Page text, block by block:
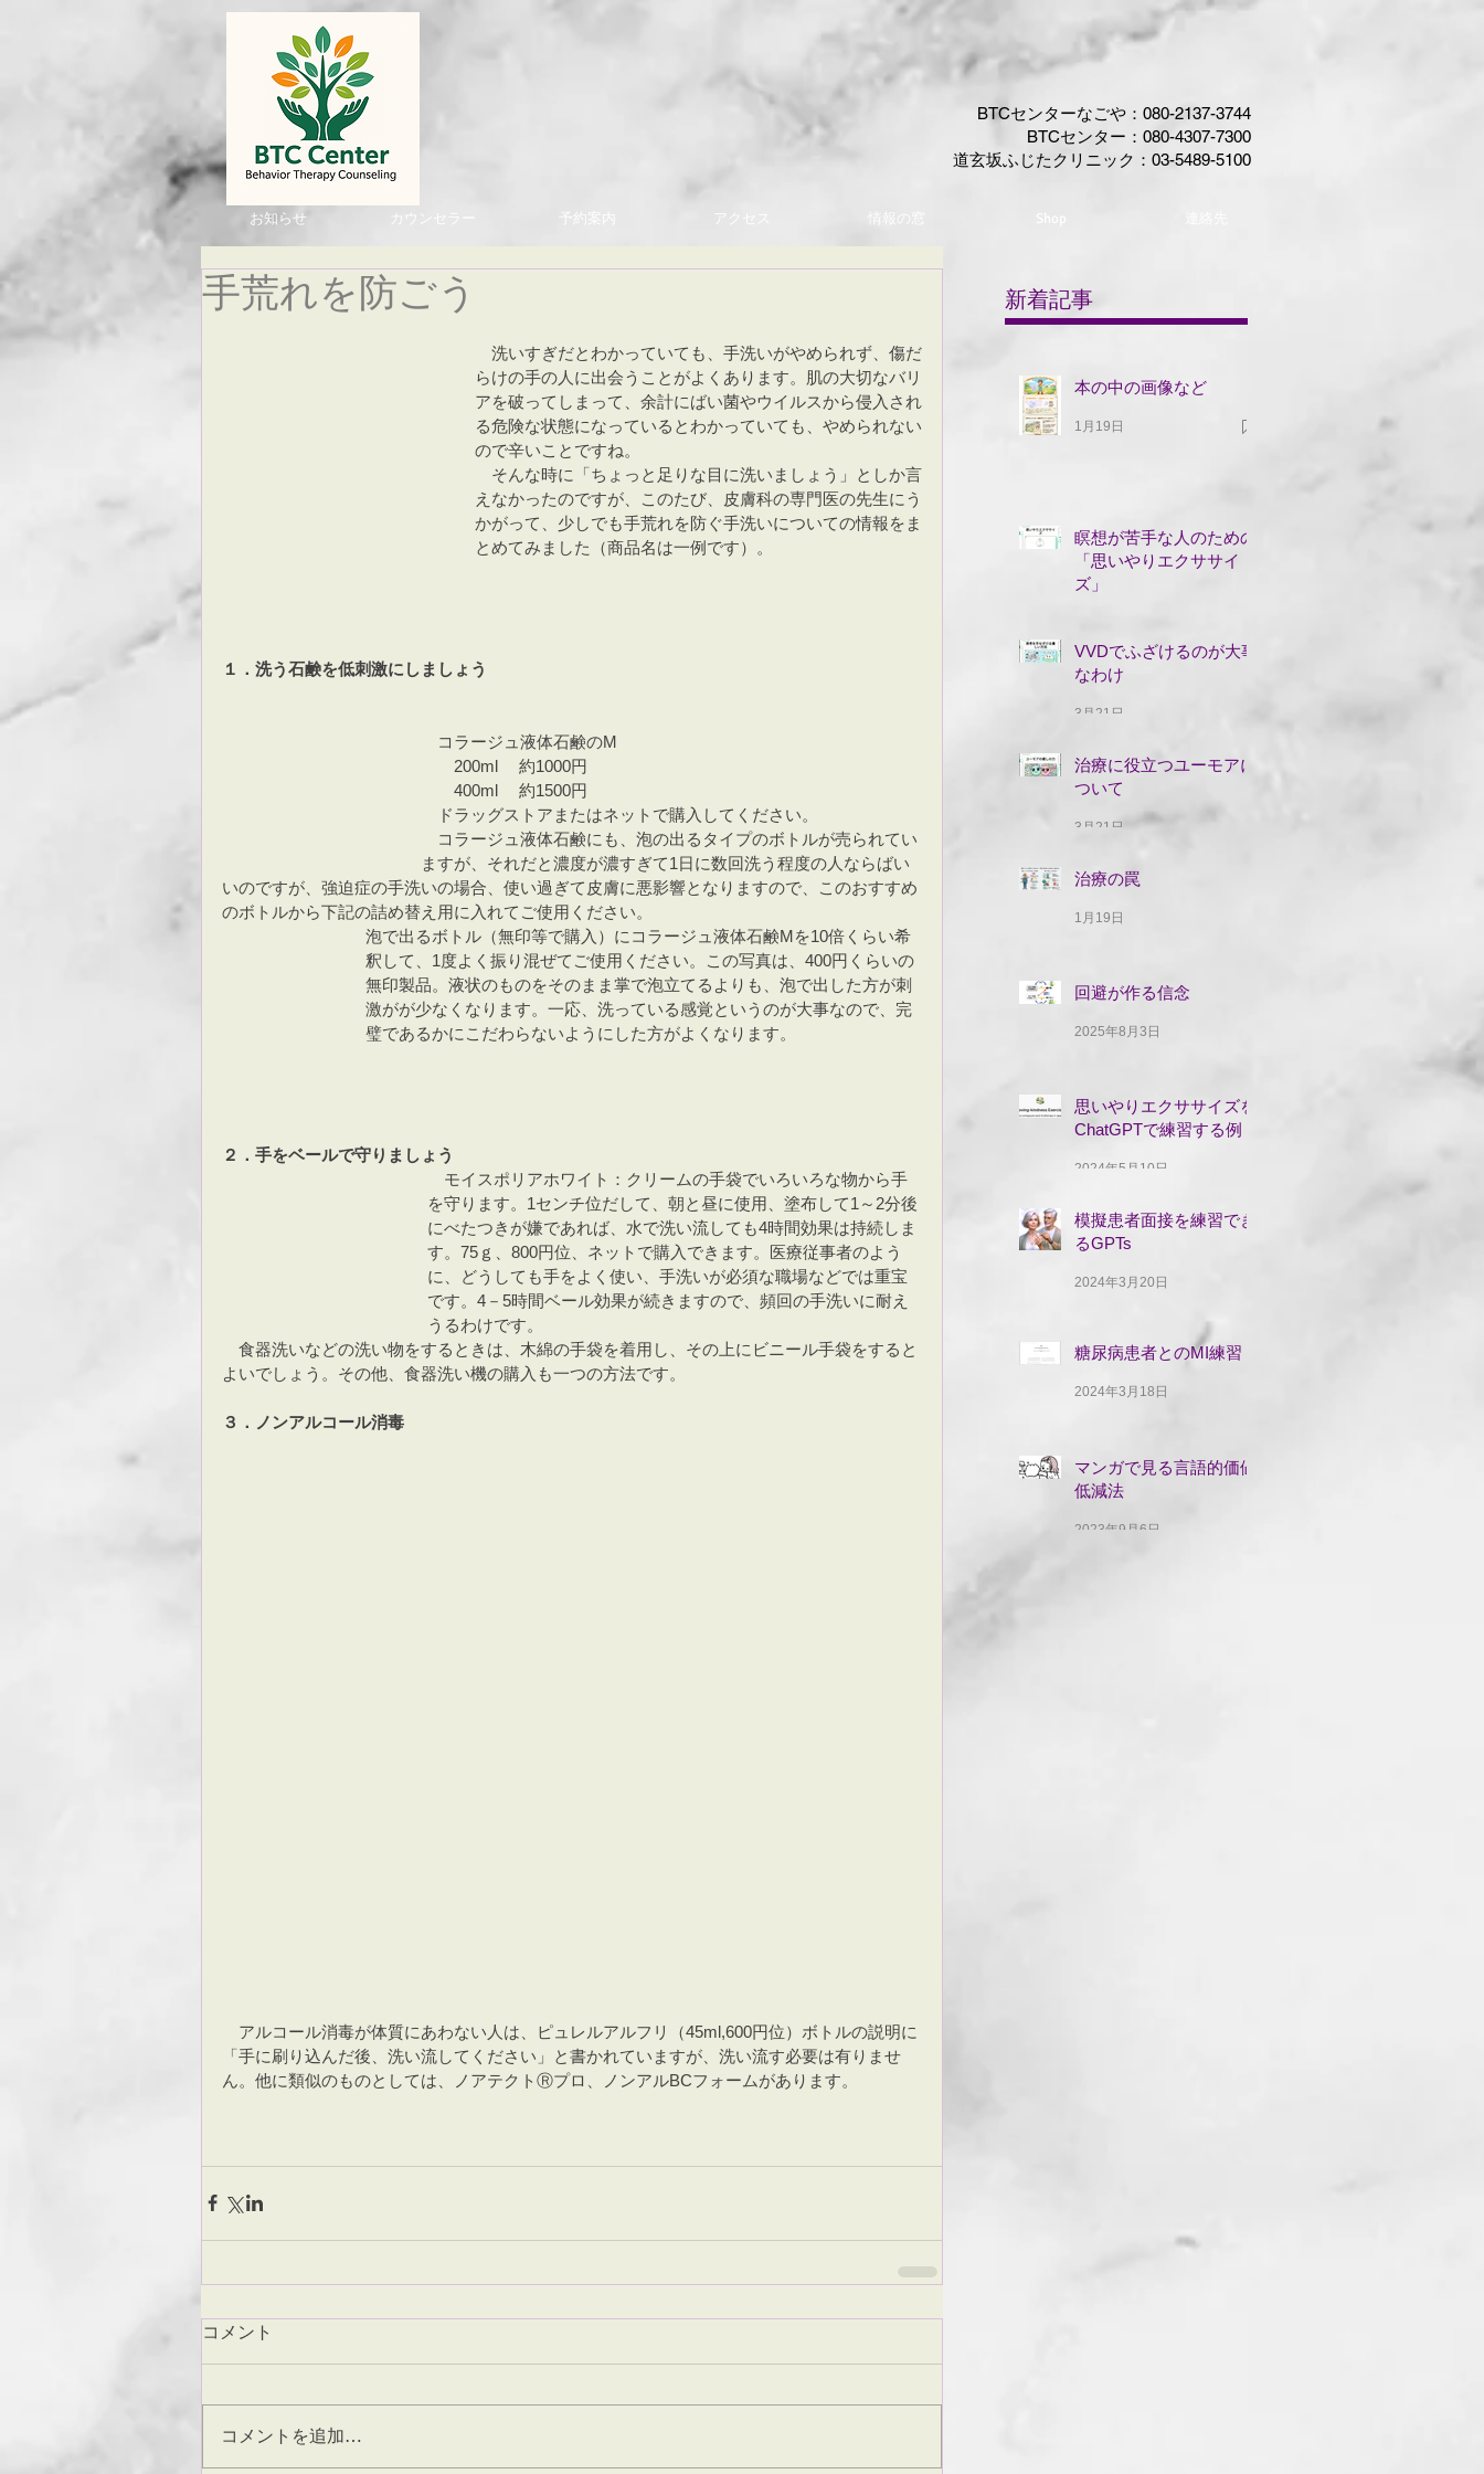
BTCセンターなごや：080-2137-3744​
BTCセンター​： 080-4307-7300
​道玄坂ふじたクリニック：03-5489-5100
お知らせ カウンセラー 予約案内 アクセス
手荒れを防ごう
洗いすぎだとわかっていても、手洗いがやめられず、傷だ
らけの手の人に出会うことがよくあります。肌の大切なバリ
アを破ってしまって、余計にばい菌やウイルスから侵入され
る危険な状態になっているとわかっていても、やめられない
ので辛いことですね。
そんな時に「ちょっと足りな目に洗いましょう」としか言
えなかったのですが、このたび、皮膚科の専門医の先生にう
かがって、少しでも手荒れを防ぐ手洗いについての情報をま
とめてみました（商品名は一例です）。
１．洗う石鹸を低刺激にしましょう
コラージュ液体石鹸のM
200ml 　約1000円
400ml　 約1500円
ドラッグストアまたはネットで購入してください。
コラージュ液体石鹸にも、泡の出るタイプのボトルが売られてい
ますが、それだと濃度が濃すぎて1日に数回洗う程度の人ならばい
いのですが、強迫症の手洗いの場合、使い過ぎて皮膚に悪影響となりますので、このおすすめ
のボトルから下記の詰め替え用に入れてご使用ください。
泡で出るボトル（無印等で購入）にコラージュ液体石鹸Mを10倍くらい希
釈して、1度よく振り混ぜてご使用ください。この写真は、400円くらいの
無印製品。液状のものをそのまま掌で泡立てるよりも、泡で出した方が刺
激がが少なくなります。一応、洗っている感覚というのが大事なので、完
璧であるかにこだわらないようにした方がよくなります。
２．手をベールで守りましょう
モイスポリアホワイト：クリームの手袋でいろいろな物から手
を守ります。1センチ位だして、朝と昼に使用、塗布して1～2分後
にべたつきが嫌であれば、水で洗い流しても4時間効果は持続しま
す。75ｇ、800円位、ネットで購入できます。医療従事者のよう
に、どうしても手をよく使い、手洗いが必須な職場などでは重宝
です。4－5時間ベール効果が続きますので、頻回の手洗いに耐え
うるわけです。
食器洗いなどの洗い物をするときは、木綿の手袋を着用し、その上にビニール手袋をすると
よいでしょう。その他、食器洗い機の購入も一つの方法です。
３．ノンアルコール消毒
アルコール消毒が体質にあわない人は、ピュレルアルフリ（45ml,600円位）ボトルの説明に
「手に刷り込んだ後、洗い流してください」と書かれていますが、洗い流す必要は有りませ
ん。他に類似のものとしては、ノアテクトⓇプロ、ノンアルBCフォームがあります。
コメント
コメントを追加…
新着記事
本の中の画像など
1月19日
瞑想が苦手な人のための
「思いやりエクササイ
ズ」
VVDでふざけるのが大事
なわけ
3月21日
治療に役立つユーモアに
ついて
3月21日
治療の罠
1月19日
回避が作る信念
2025年8月3日
思いやりエクササイズを
ChatGPTで練習する例
2024年5月10日
模擬患者面接を練習でき
るGPTs
2024年3月20日
糖尿病患者とのMI練習
2024年3月18日
マンガで見る言語的価値
低減法
2023年9月6日